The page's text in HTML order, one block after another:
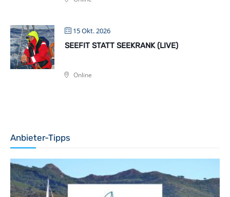
15 Okt. 2026
SEEFIT STATT SEEKRANK (LIVE)
Online
Anbieter-Tipps